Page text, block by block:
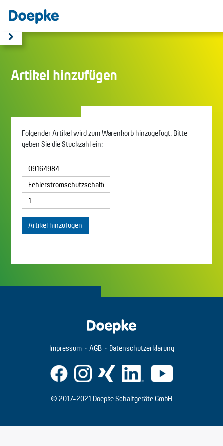
Artikel hinzufügen
Folgender Artikel wird zum Warenkorb hinzugefügt. Bitte
geben Sie die Stückzahl ein:
Artikel hinzufügen
Impressum AGB Datenschutzerklärung
© 2017-2021 Doepke Schaltgeräte GmbH